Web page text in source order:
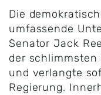
Die
umfassende
Senator Jack
der schlimmsten
und verlangte
Regierung.